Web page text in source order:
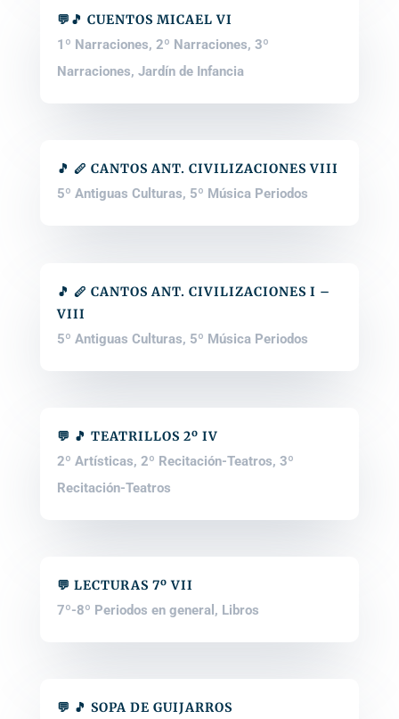
💬🎵 CUENTOS MICAEL VI
1º Narraciones, 2º Narraciones, 3º
Narraciones, Jardín de Infancia
🎵 🪈 CANTOS ANT. CIVILIZACIONES VIII
5º Antiguas Culturas, 5º Música Periodos
🎵 🪈 CANTOS ANT. CIVILIZACIONES I –
VIII
5º Antiguas Culturas, 5º Música Periodos
💬 🎵 TEATRILLOS 2º IV
2º Artísticas, 2º Recitación-Teatros, 3º
Recitación-Teatros
💬 LECTURAS 7º VII
7º-8º Periodos en general , Libros
💬 🎵 SOPA DE GUIJARROS